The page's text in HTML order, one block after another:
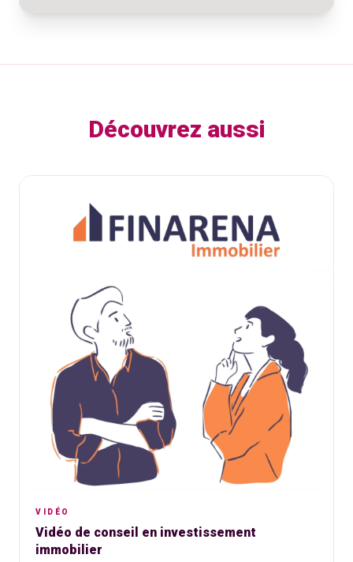
Découvrez aussi
VIDÉO
Vidéo de conseil en investissement
immobilier